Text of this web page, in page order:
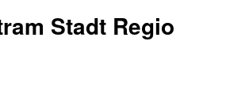
Stadt Regio